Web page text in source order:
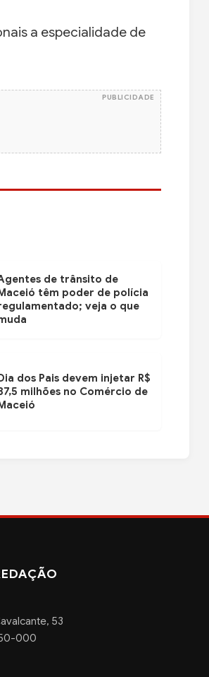
a especialidade de
PUBLICIDADE
de trânsito de
têm poder de polícia
veja o que
dos Pais devem injetar R$
milhões no Comércio de
53
000